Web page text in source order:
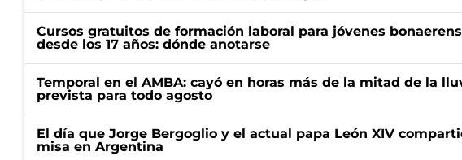
Cursos gratuitos de formación laboral para jóvenes
desde los 17 años: dónde anotarse
Temporal en el AMBA: cayó en horas más de la mitad de la
prevista para todo agosto
El día que Jorge Bergoglio y el actual papa León XIV
misa en Argentina